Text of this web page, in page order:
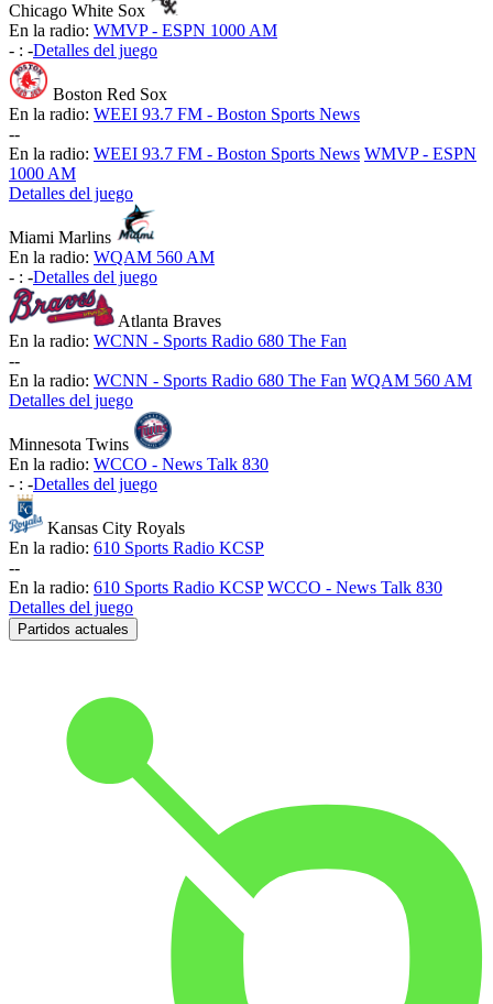
Chicago White Sox
En la radio: WMVP - ESPN 1000 AM
- : -Detalles del juego
Boston Red Sox
En la radio: WEEI 93.7 FM - Boston Sports News
--
En la radio: WEEI 93.7 FM - Boston Sports News WMVP - ESPN
1000 AM
Detalles del juego
Miami Marlins
En la radio: WQAM 560 AM
- : -Detalles del juego
Atlanta Braves
En la radio: WCNN - Sports Radio 680 The Fan
--
En la radio: WCNN - Sports Radio 680 The Fan WQAM 560 AM
Detalles del juego
Minnesota Twins
En la radio: WCCO - News Talk 830
- : -Detalles del juego
Kansas City Royals
En la radio: 610 Sports Radio KCSP
--
En la radio: 610 Sports Radio KCSP WCCO - News Talk 830
Detalles del juego
Partidos actuales